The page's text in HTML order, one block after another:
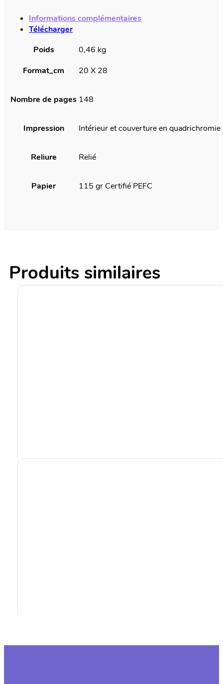
Informations complémentaires
Télécharger
Poids
0,46 kg
Format_cm
20 X 28
Nombre de pages 148
Impression Intérieur et couverture en quadrichromie
Reliure Relié
Papier 115 gr Certifié PEFC
Produits similaires